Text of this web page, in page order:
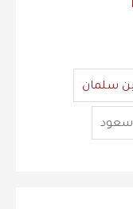
سلمان
سعود